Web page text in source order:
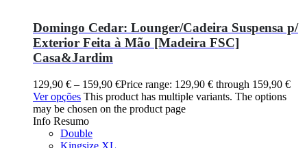
Domingo Cedar: Lounger/Cadeira Suspensa p/
Exterior Feita à Mão [Madeira FSC]
Casa&Jardim
129,90 € – 159,90 €Price range: 129,90 € through 159,90 €
Ver opções This product has multiple variants. The options
may be chosen on the product page
Info Resumo
Double
Kingsize XL